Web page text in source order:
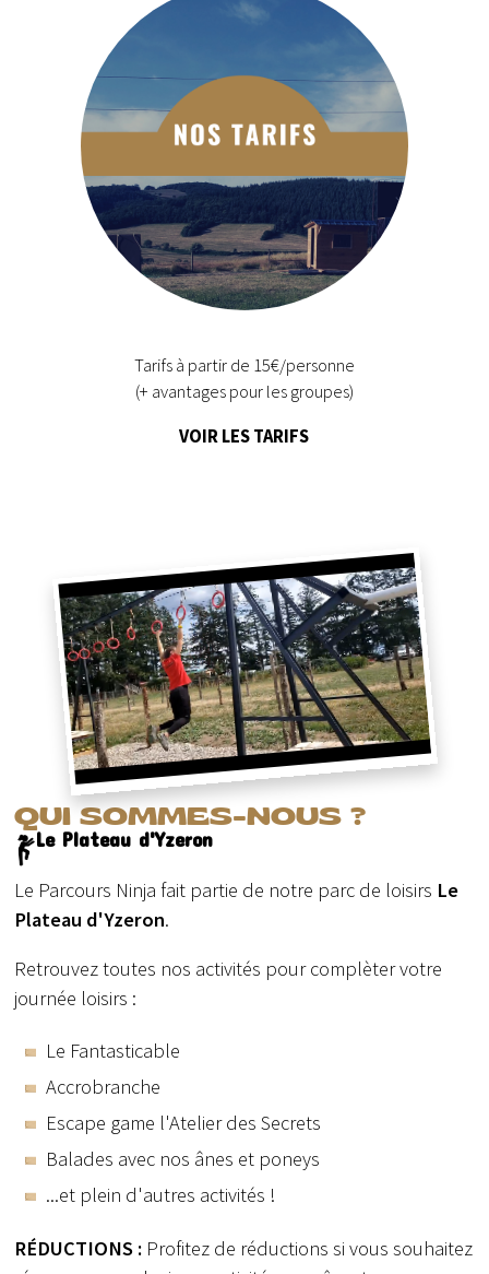
Tarifs à partir de 15€/personne
(+ avantages pour les groupes)
VOIR LES TARIFS
QUI SOMMES-NOUS ?
Le Plateau d'Yzeron
Le Parcours Ninja fait partie de notre parc de loisirs Le
Plateau d'Yzeron.
Retrouvez toutes nos activités pour complèter votre
journée loisirs :
Le Fantasticable
Accrobranche
Escape game l'Atelier des Secrets
Balades avec nos ânes et poneys
...et plein d'autres activités !
RÉDUCTIONS : Profitez de réductions si vous souhaitez